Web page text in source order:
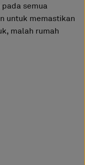
semua
untuk memastikan
malah rumah